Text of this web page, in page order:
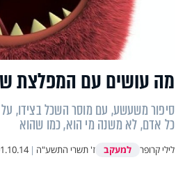
מה עושים עם המפלצת
סיפור משעשע, עם מוסר השכל בצידו,
כל אדם, לא משנה מי הוא, כמו שהוא
לילי קרופר למעקב ז' תשרי התשע"ה |